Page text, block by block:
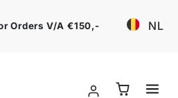
Orders V/a €150,- NL